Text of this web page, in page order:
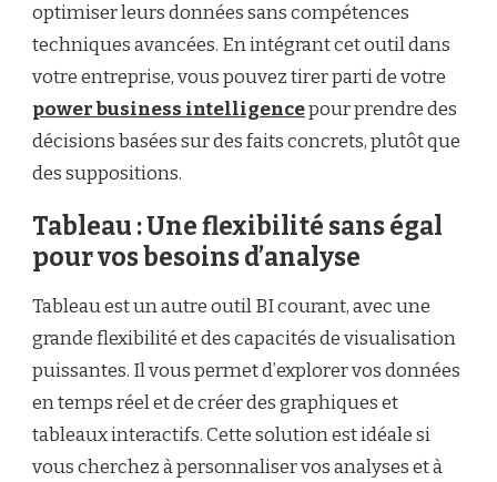
optimiser leurs données sans compétences
techniques avancées. En intégrant cet outil dans
votre entreprise, vous pouvez tirer parti de votre
power business intelligencepour prendre des
décisions basées sur des faits concrets, plutôt que
des suppositions.
Tableau : Une flexibilité sans égal
pour vos besoins d’analyse
Tableau est un autre outil BI courant, avec une
grande flexibilité et des capacités de visualisation
puissantes. Il vous permet d’explorer vos données
en temps réel et de créer des graphiques et
tableaux interactifs. Cette solution est idéale si
vous cherchez à personnaliser vos analyses et à